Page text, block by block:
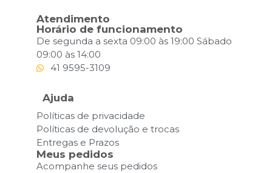
Atendimento
Horário de funcionamento
De segunda a sexta 09:00 às 19:00 Sábado
09:00 às 14:00
41 9595-3109
Ajuda
Políticas de privacidade
Políticas de devolução e trocas
Entregas e Prazos
Meus pedidos
Acompanhe seus pedidos